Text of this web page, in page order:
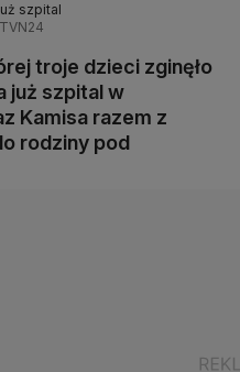
szpital
troje dzieci zginęło
już szpital w
Kamisa razem z
rodziny pod